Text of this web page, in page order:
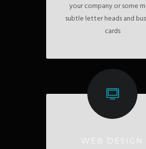
your company or some
subtle letter heads and
cards
WEB DESIGN